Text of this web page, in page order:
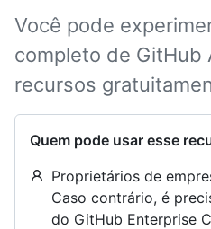
Você pode
completo de GitHub
recursos
Quem pode usar esse
Proprietários de
Caso contrário, é
do GitHub Enterprise